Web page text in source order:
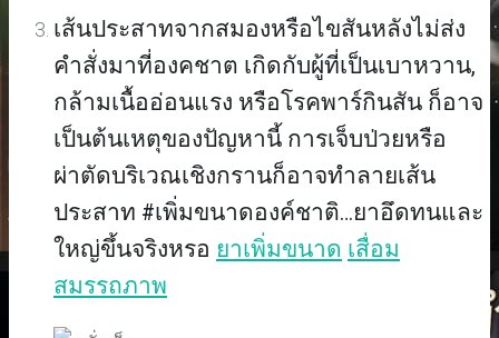
เส้นประสาทจากสมองหรือไขสันหลังไม่ส่ง
คำสั่งมาที่องคชาต เกิดกับผู้ที่เป็นเบาหวาน,
กล้ามเนื้ออ่อนแรง หรือโรคพาร์กินสัน ก็อาจ
เป็นต้นเหตุของปัญหานี้ การเจ็บป่วยหรือ
ผ่าตัดบริเวณเชิงกรานก็อาจทำลายเส้น
ประสาท #เพิ่มขนาดองค์ชาติ…ยาอึดทนและ
ใหญ่ขึ้นจริงหรอ ยาเพิ่มขนาด เสื่อม
สมรรถภาพ